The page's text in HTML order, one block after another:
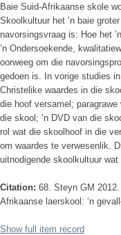
Baie Suid-Afrikaanse skole
Skoolkultuur het ’n baie
navorsingsvraag is: Hoe het
’n Ondersoekende,
oorweeg om die
gedoen is. In vorige studies
Christelike waardes in die
die hoof versamel;
die skool; ’n DVD van die
rol wat die skoolhoof in die
om waardes te verwesenlik.
uitnodigende skoolkultuur
Citation: 68. Steyn GM
Afrikaanse laerskool: ‘n
Show full item record